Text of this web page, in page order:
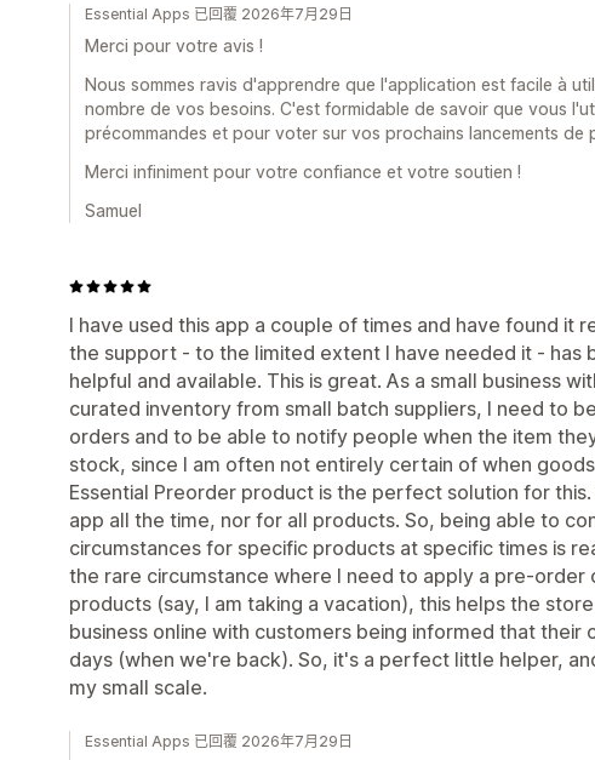
Essential Apps 已回覆 2026年7月29日
Merci pour votre avis !
Nous sommes ravis d'apprendre que l'application est facile à
nombre de vos besoins. C'est formidable de savoir que vous
précommandes et pour voter sur vos prochains lancements de
Merci infiniment pour votre confiance et votre soutien !
Samuel
I have used this app a couple of times and have found it
the support - to the limited extent I have needed it - has
helpful and available. This is great. As a small business
curated inventory from small batch suppliers, I need to
orders and to be able to notify people when the item
stock, since I am often not entirely certain of when
Essential Preorder product is the perfect solution for
app all the time, nor for all products. So, being able to
circumstances for specific products at specific times is
the rare circumstance where I need to apply a pre-order
products (say, I am taking a vacation), this helps the
business online with customers being informed that their
days (when we're back). So, it's a perfect little helper,
my small scale.
Essential Apps 已回覆 2026年7月29日